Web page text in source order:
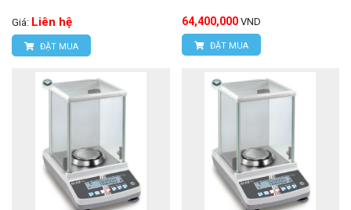
Giá: Liên hệ
ĐẶT MUA
64,400,000 VND
ĐẶT MUA